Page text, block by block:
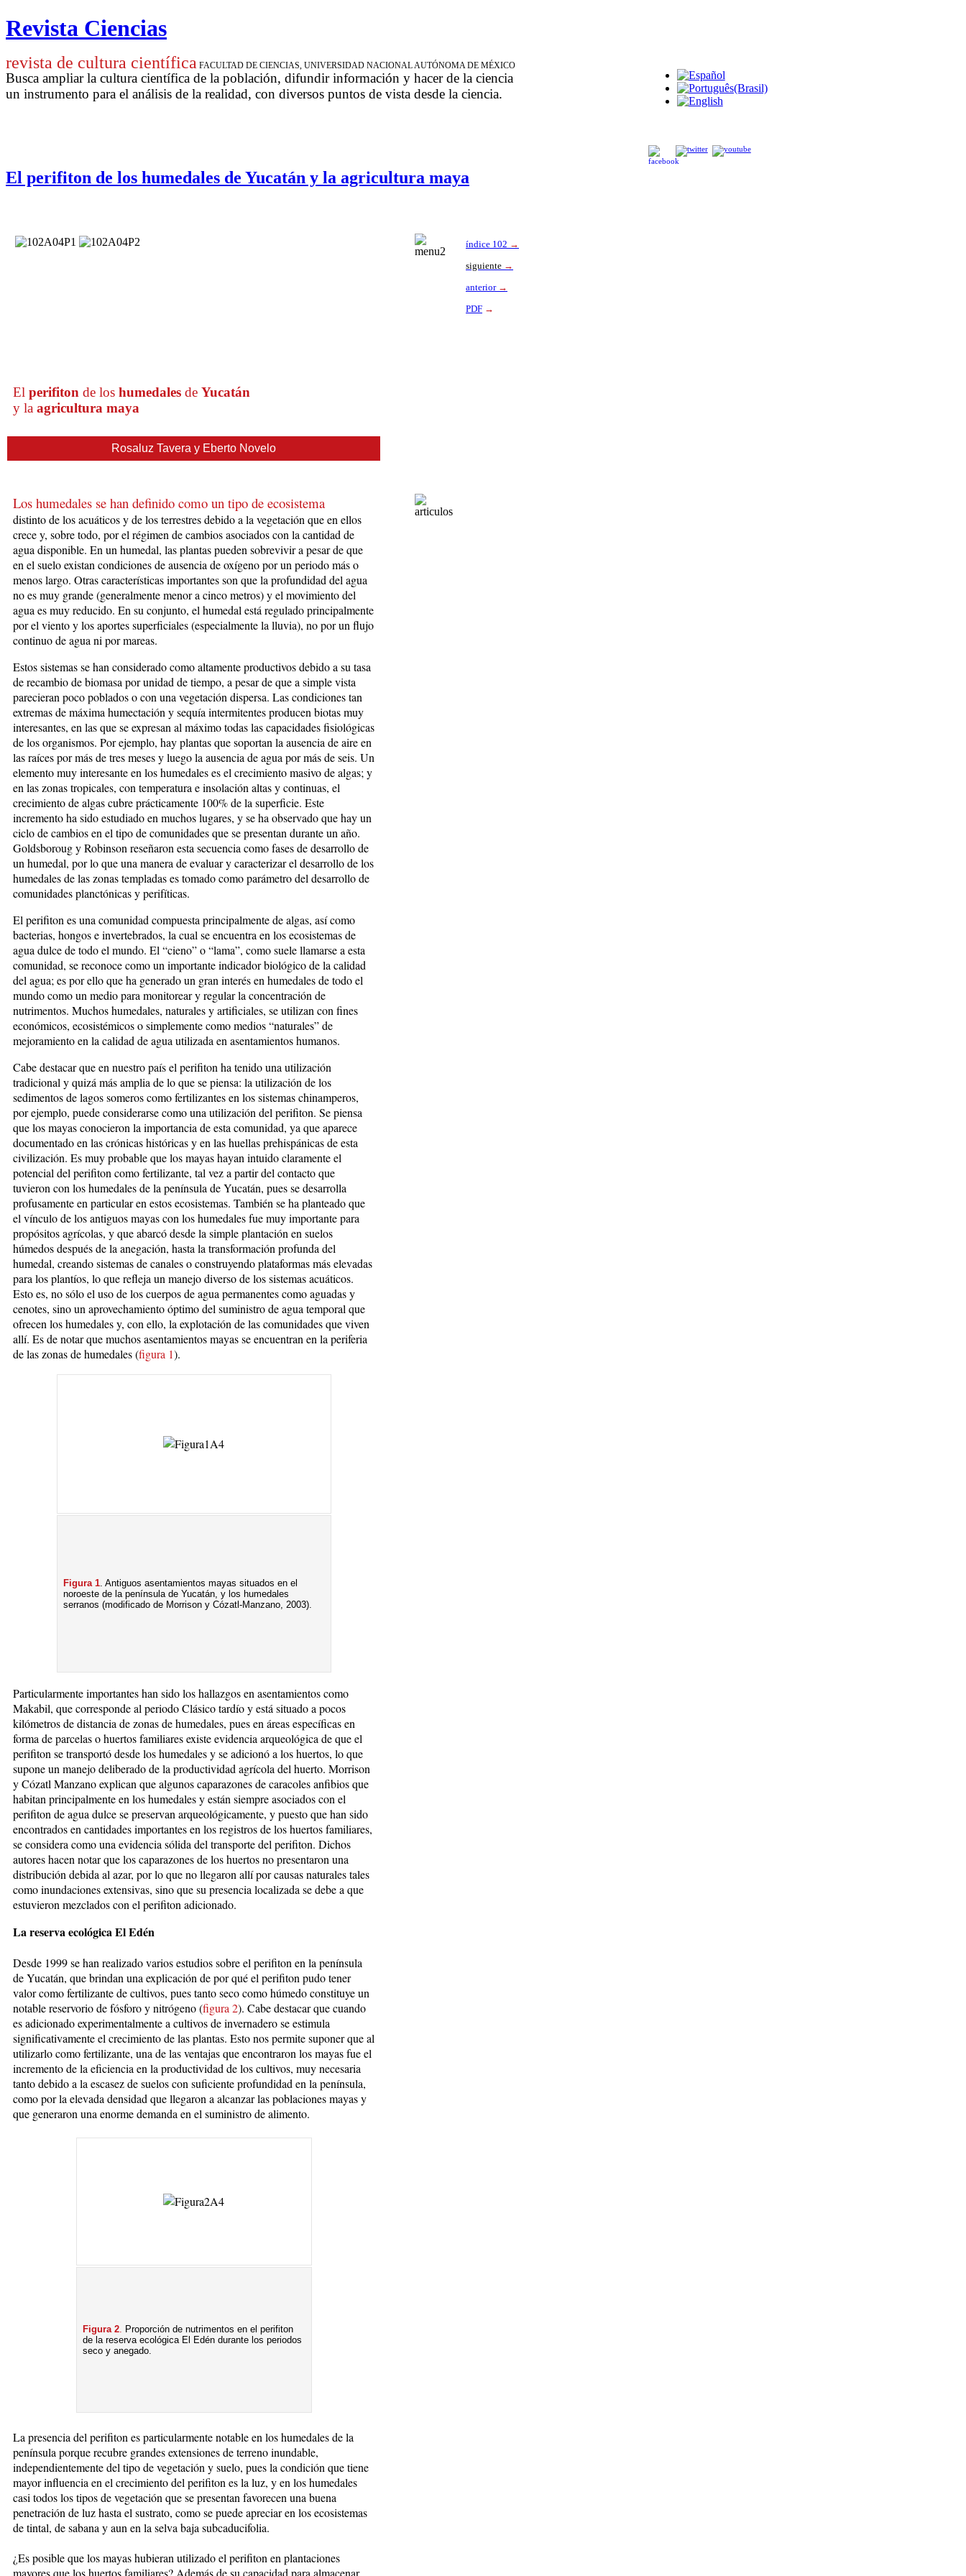
Revista Ciencias
revista de cultura científica FACULTAD DE CIENCIAS, UNIVERSIDAD NACIONAL AUTÓNOMA DE MÉXICO
Busca ampliar la cultura científica de la población, difundir información y hacer de la ciencia
un instrumento para el análisis de la realidad, con diversos puntos de vista desde la ciencia.
El perifiton de los humedales de Yucatán y la agricultura maya
índice 102 →
siguiente →
anterior →
PDF →
El perifiton de los humedales de Yucatán
y la agricultura maya
Rosaluz Tavera y Eberto Novelo
Los humedales se han definido como un tipo de ecosistema
distintode losacuáticos y de los terrestres debido a la vegetación que en ellos
crece y, sobre todo, por el régimen de cambios asociados con la cantidad de
agua disponible. En un humedal, las plantas pueden sobrevivir a pesar de que
en el suelo existan condiciones de ausencia de oxígeno por un periodo más o
menos largo. Otras características importantes son que la profundidad del agua
no es muy grande (generalmente menor a cinco metros) y el movimiento del
agua es muy reducido. En su conjunto, el humedal está regulado principalmente
por el viento y los aportes superficiales (especialmente la lluvia), no por un flujo
continuo de agua ni por mareas.
Estos sistemas se han considerado como altamente productivos debido a su tasa
de recambio de biomasa por unidad de tiempo, a pesar de que a simple vista
parecieran poco poblados o con una vegetación dispersa. Las condiciones tan
extremas de máxima humectación y sequía intermitentes producen biotas muy
interesantes, en las que se expresan al máximo todas las capacidades fisiológicas
de los organismos. Por ejemplo, hay plantas que soportan la ausencia de aire en
las raíces por más de tres meses y luego la ausencia de agua por más de seis. Un
elemento muy interesante en los humedales es el crecimiento masivo de algas; y
en las zonas tropicales, con temperatura e insolación altas y continuas, el
crecimiento de algas cubre prácticamente 100% de la superficie. Este
incremento ha sido estudiado en muchos lugares, y se ha observado que hay un
ciclo de cambios en el tipo de comunidades que se presentan durante un año.
Goldsboroug y Robinson reseñaron esta secuencia como fases de desarrollo de
un humedal, por lo que una manera de evaluar y caracterizar el desarrollo de los
humedales de las zonas templadas es tomado como parámetro del desarrollo de
comunidades planctónicas y perifíticas.
El perifiton es una comunidad compuesta principalmente de algas, así como
bacterias, hongos e invertebrados, la cual se encuentra en los ecosistemas de
agua dulce de todo el mundo. El “cieno” o “lama”, como suele llamarse a esta
comunidad, se reconoce como un importante indicador biológico de la calidad
del agua; es por ello que ha generado un gran interés en humedales de todo el
mundo como un medio para monitorear y regular la concentración de
nutrimentos. Muchos humedales, naturales y artificiales, se utilizan con fines
económicos, ecosistémicos o simplemente como medios “naturales” de
mejoramiento en la calidad de agua utilizada en asentamientos humanos.
Cabe destacar que en nuestro país el perifiton ha tenido una utilización
tradicional y quizá más amplia de lo que se piensa: la utilización de los
sedimentos de lagos someros como fertilizantes en los sistemas chinamperos,
por ejemplo, puede considerarse como una utilización del perifiton. Se piensa
que los mayas conocieron la importancia de esta comunidad, ya que aparece
documentado en las crónicas históricas y en las huellas prehispánicas de esta
civilización. Es muy probable que los mayas hayan intuido claramente el
potencial del perifiton como fertilizante, tal vez a partir del contacto que
tuvieron con los humedales de la península de Yucatán, pues se desarrolla
profusamente en particular en estos ecosistemas. También se ha planteado que
el vínculo de los antiguos mayas con los humedales fue muy importante para
propósitos agrícolas, y que abarcó desde la simple plantación en suelos
húmedos después de la anegación, hasta la transformación profunda del
humedal, creando sistemas de canales o construyendo plataformas más elevadas
para los plantíos, lo que refleja un manejo diverso de los sistemas acuáticos.
Esto es, no sólo el uso de los cuerpos de agua permanentes como aguadas y
cenotes, sino un aprovechamiento óptimo del suministro de agua temporal que
ofrecen los humedales y, con ello, la explotación de las comunidades que viven
allí. Es de notar que muchos asentamientos mayas se encuentran en la periferia
de las zonas de humedales (figura 1).
Figura 1. Antiguos asentamientos mayas si­tua­dos en el
noroeste de la península de Yucatán, y los hume­da­les
serranos (modificado de Mo­rri­son y Cózatl-Man­zano, 2003).
Particularmente importantes han sido los hallazgos en asentamientos como
Makabil, que corresponde al periodo Clásico tardío y está situado a pocos
kilómetros de distancia de zonas de humedales, pues en áreas específicas en
forma de parcelas o huertos familiares existe evidencia arqueológica de que el
perifiton se transportó desde los humedales y se adicionó a los huertos, lo que
supone un manejo deliberado de la productividad agrícola del huerto. Morrison
y Cózatl Manzano explican que algunos caparazones de caracoles anfibios que
habitan principalmente en los humedales y están siempre asociados con el
perifiton de agua dulce se preservan arqueológicamente, y puesto que han sido
encontrados en cantidades importantes en los registros de los huertos familiares,
se considera como una evidencia sólida del transporte del perifiton. Dichos
autores hacen notar que los caparazones de los huertos no presentaron una
distribución debida al azar, por lo que no llegaron allí por causas naturales tales
como inundaciones extensivas, sino que su presencia localizada se debe a que
estuvieron mezclados con el perifiton adicionado.
La reserva ecológica El Edén
Desde 1999 se han realizado varios estudios sobre el perifiton en la península
de Yucatán, que brindan una explicación de por qué el perifiton pudo tener
valor como fertilizante de cultivos, pues tanto seco como húmedo constituye un
notable reservorio de fósforo y nitrógeno (figura 2). Cabe destacar que cuando
es adicionado experimentalmente a cultivos de invernadero se estimula
significativamente el crecimiento de las plantas. Esto nos permite suponer que al
utilizarlo como fertilizante, una de las ventajas que encontraron los mayas fue el
incremento de la eficiencia en la productividad de los cultivos, muy necesaria
tanto debido a la escasez de suelos con suficiente profundidad en la península,
como por la elevada densidad que llegaron a alcanzar las poblaciones mayas y
que generaron una enorme demanda en el suministro de alimento.
Figura 2.
Proporción de nutrimentos en el perifiton
de la reserva ecológica El Edén durante los periodos
se­co y anegado.
La presencia del perifiton es particularmente notable en los humedales de la
península porque recubre grandes extensiones de terreno inundable,
independientemente del tipo de vegetación y suelo, pues la condición que tiene
mayor influencia en el crecimiento del perifiton es la luz, y en los humedales
casi todos los tipos de vegetación que se presentan favorecen una buena
penetración de luz hasta el sustrato, como se puede apreciar en los ecosistemas
de tintal, de sabana y aun en la selva baja subcaducifolia.
¿Es posible que los mayas hubieran utilizado el perifiton en plantaciones
mayores que los huertos familiares? Además de su capacidad para almacenar